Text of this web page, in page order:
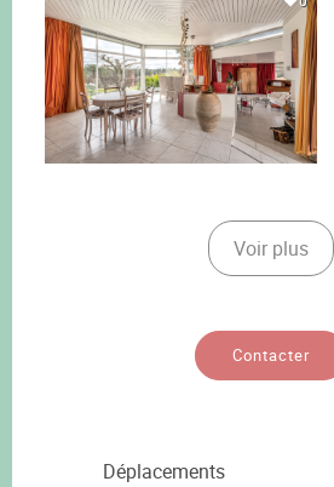
Voir plus
Contacter
Déplacements